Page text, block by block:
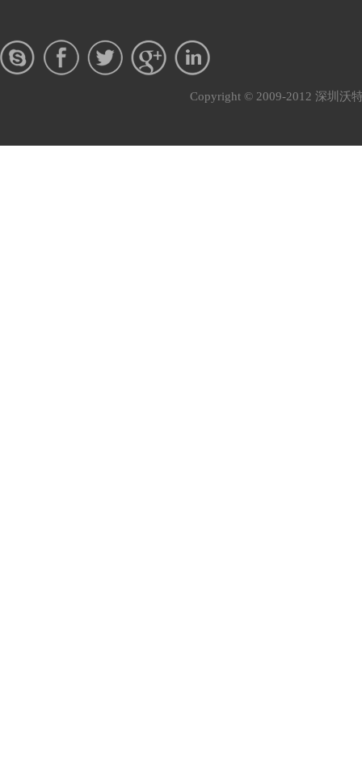
Copyright © 2009-2012 深圳沃